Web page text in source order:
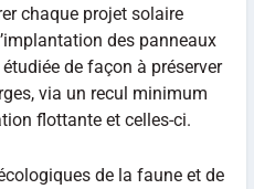
chaque projet solaire
des panneaux
de façon à préserver
via un recul minimum
flottante et celles-ci.
de la faune et de